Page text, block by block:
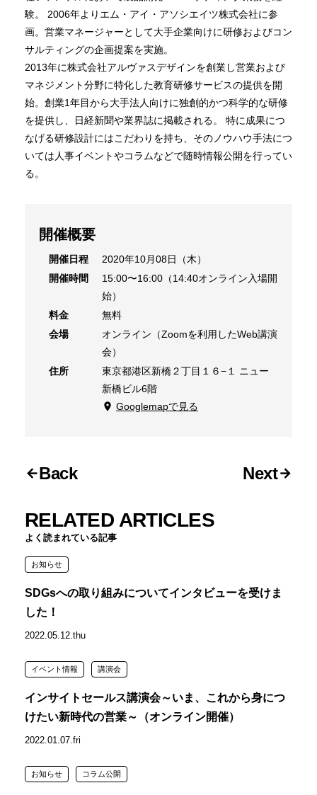
験。 2006年よりエム・アイ・アソシエイツ株式会社に参
画。営業マネージャーとして大手企業向けに研修およびコン
サルティングの企画提案を実施。
2013年に株式会社アルヴァスデザインを創業し営業および
マネジメント分野に特化した教育研修サービスの提供を開
始。創業1年目から大手法人向けに独創的かつ科学的な研修
を提供し、日経新聞や業界誌に掲載される。 特に成果につ
なげる研修設計にはこだわりを持ち、そのノウハウ手法につ
いては人事イベントやコラムなどで随時情報公開を行ってい
る。
開催概要
開催日程
2020年10月08日（木）
開催時間
15:00〜16:00（14:40オンライン入場開
始）
料金
無料
会場
オンライン（Zoomを利用したWeb講演
会）
住所
東京都港区新橋２丁目１６−１ ニュー
新橋ビル6階
Googlemapで見る
Back Next
RELATED ARTICLES
よく読まれている記事
SDGsへの取り組みについてインタビューを受けま
した！
2022.05.12.thu
お知らせ
インサイトセールス講演会～いま、これから身につ
けたい新時代の営業～（オンライン開催）
2022.01.07.fri
イベント情報 講演会
お知らせ コラム公開